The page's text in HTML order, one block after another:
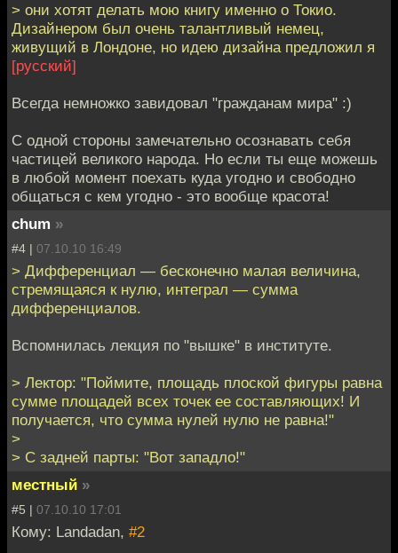
> они хотят делать мою книгу именно о Токио.
Дизайнером был очень талантливый немец,
живущий в Лондоне, но идею дизайна предложил я
[русский]
Всегда немножко завидовал "гражданам мира" :)
С одной стороны замечательно осознавать себя
частицей великого народа. Но если ты еще можешь
в любой момент поехать куда угодно и свободно
общаться с кем угодно - это вообще красота!
chum »
#4 | 07.10.10 16:49
> Дифференциал — бесконечно малая величина,
стремящаяся к нулю, интеграл — сумма
дифференциалов.
Вспомнилась лекция по "вышке" в институте.
> Лектор: "Поймите, площадь плоской фигуры равна
сумме площадей всех точек ее составляющих! И
получается, что сумма нулей нулю не равна!"
>
> С задней парты: "Вот западло!"
местный »
#5 | 07.10.10 17:01
Кому: Landadan, #2